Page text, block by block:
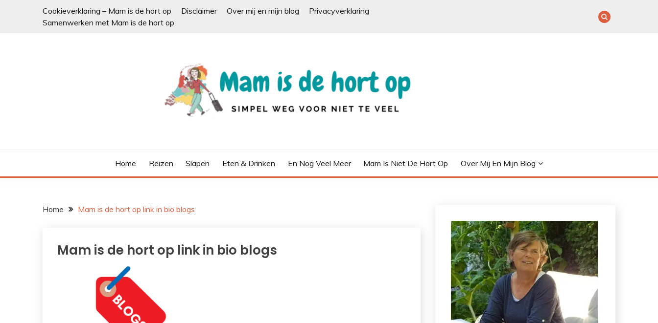
Cookieverklaring – Mam is de hort op Disclaimer Over mij en mijn blog
Privacyverklaring
Samenwerken met Mam is de hort op
Home Reizen Slapen Eten & Drinken En Nog Veel Meer Mam Is Niet De Hort Op Over Mij En Mijn Blog
Home Mam is de hort op link in bio blogs
Mam is de hort op link in bio blogs